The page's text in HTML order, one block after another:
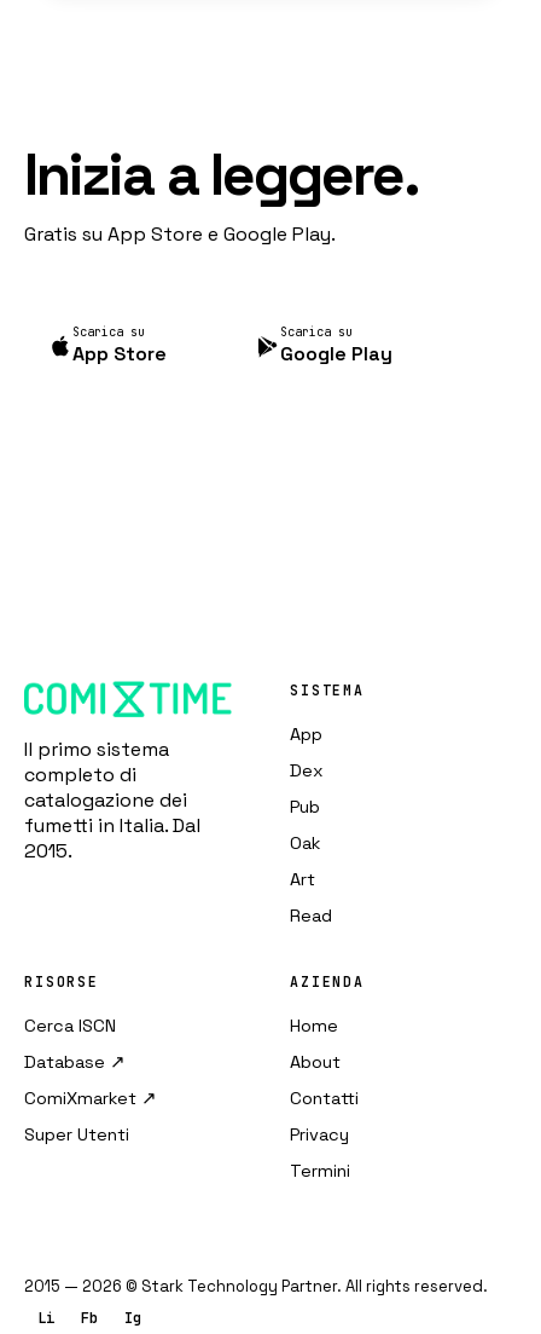
Inizia a leggere.
Gratis su App Store e Google Play.
Scarica su
App Store
Scarica su
Google Play
Il primo sistema
completo di
catalogazione dei
fumetti in Italia. Dal
2015.
SISTEMA
App
Dex
Pub
Oak
Art
Read
RISORSE
Cerca ISCN
Database ↗
ComiXmarket ↗
Super Utenti
AZIENDA
Home
About
Contatti
Privacy
Termini
2015 — 2026 © Stark Technology Partner. All rights reserved.
Li Fb Ig